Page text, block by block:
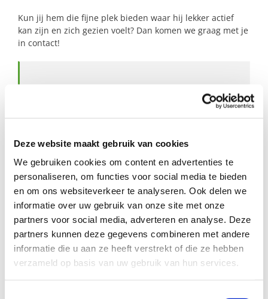
Deze website maakt gebruik van cookies
We gebruiken cookies om content en advertenties te
personaliseren, om functies voor social media te bieden
en om ons websiteverkeer te analyseren. Ook delen we
informatie over uw gebruik van onze site met onze
partners voor social media, adverteren en analyse. Deze
partners kunnen deze gegevens combineren met andere
informatie die u aan ze heeft verstrekt of die ze hebben
verzameld op basis van uw gebruik van hun services.
Kun jij hem die fijne plek bieden waar hij lekker actief
kan zijn en zich gezien voelt? Dan komen we graag met je
in contact!
Profiel steungezin
Waar dit jongetje wekelijks op
maandagmiddag of woensdagmiddag
welkom is;
Met of zonder kinderen;
Als zijn jongere broertje of broertje én zus
ook welkom zijn (op maandag), dan zou
dat helemaal fantastisch zijn. Maar het
hoeft niet!
Bijzonderheden:
Voor zijn broer en zus zoeken we ook een
steungezin. Hun oproepjes lees je hier: